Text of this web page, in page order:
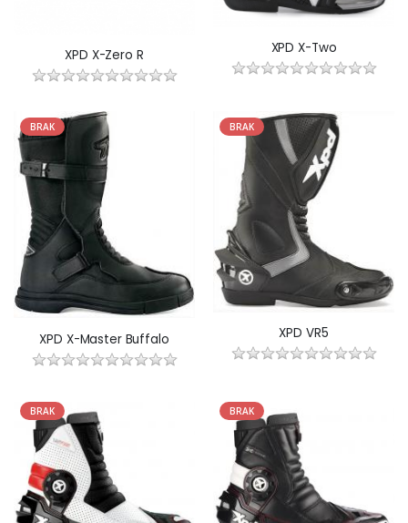
XPD X-Zero R XPD X-Two
BRAK
XPD X-Master Buffalo
BRAK
XPD VR5
BRAK BRAK